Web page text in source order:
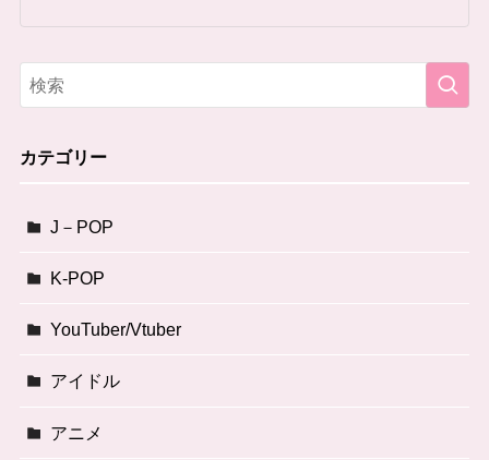
カテゴリー
J－POP
K-POP
YouTuber/Vtuber
アイドル
アニメ